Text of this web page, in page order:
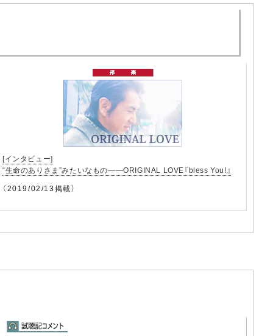
[インタビュー]
“生命のありさま”みたいなもの――ORIGINAL LOVE『bless You!』
（2019/02/13掲載）